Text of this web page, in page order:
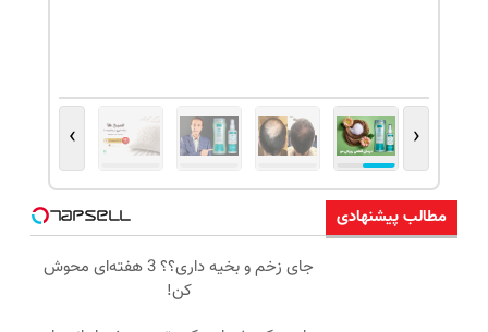
‹
›
مطالب پیشنهادی
جای زخم و بخیه داری؟؟ 3 هفته‌ای محوش
کن!